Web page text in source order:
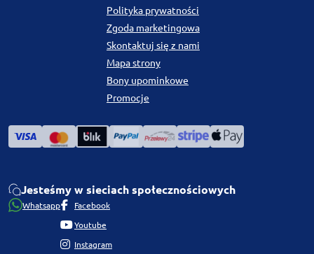
Polityka prywatności
Zgoda marketingowa
Skontaktuj się z nami
Mapa strony
Bony upominkowe
Promocje
Jesteśmy w sieciach społecznościowych
Whatsapp Facebook
Youtube
Instagram